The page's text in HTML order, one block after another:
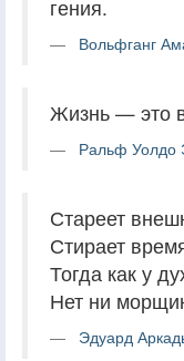
гения.
Вольфганг
Жизнь — это
Ральф Уолдо
Стареет
Стирает
Тогда как у
Нет ни
Эдуард